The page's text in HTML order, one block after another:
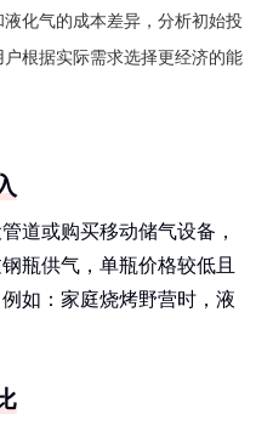
化气的成本差异，分析初始投
根据实际需求选择更经济的能
道或购买移动储气设备，
瓶供气，单瓶价格较低且
如：家庭烧烤野营时，液